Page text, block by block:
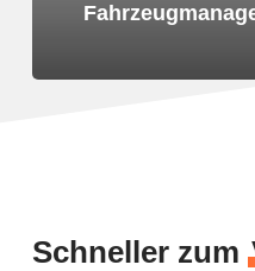
Schneller zum